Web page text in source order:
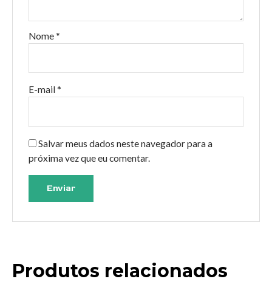
Nome *
E-mail *
Salvar meus dados neste navegador para a
próxima vez que eu comentar.
Produtos relacionados